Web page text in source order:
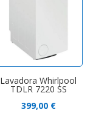
Lavadora Whirlpool
TDLR 7220 SS
399,00 €